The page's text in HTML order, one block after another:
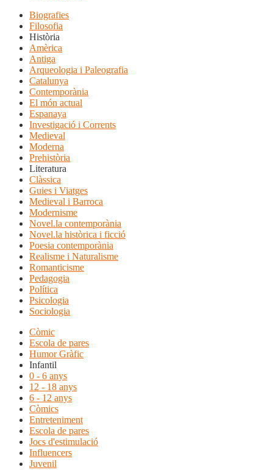
Biografies
Filosofia
Història
Amèrica
Antiga
Arqueologia i Paleografia
Catalunya
Contemporània
El món actual
Espanaya
Investigació i Corrents
Medieval
Moderna
Prehistòria
Literatura
Clàssica
Guies i Viatges
Medieval i Barroca
Modernisme
Novel.la contemporània
Novel.la històrica i ficció
Poesia contemporània
Realisme i Naturalisme
Romanticisme
Pedagogia
Política
Psicologia
Sociologia
Còmic
Escola de pares
Humor Gràfic
Infantil
0 - 6 anys
12 - 18 anys
6 - 12 anys
Còmics
Entreteniment
Escola de pares
Jocs d'estimulació
Influencers
Juvenil